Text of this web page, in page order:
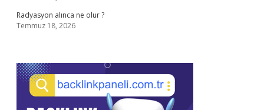
Radyasyon alınca ne olur ?
Temmuz 18, 2026